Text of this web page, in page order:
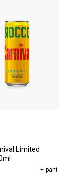
Limited
+ pant